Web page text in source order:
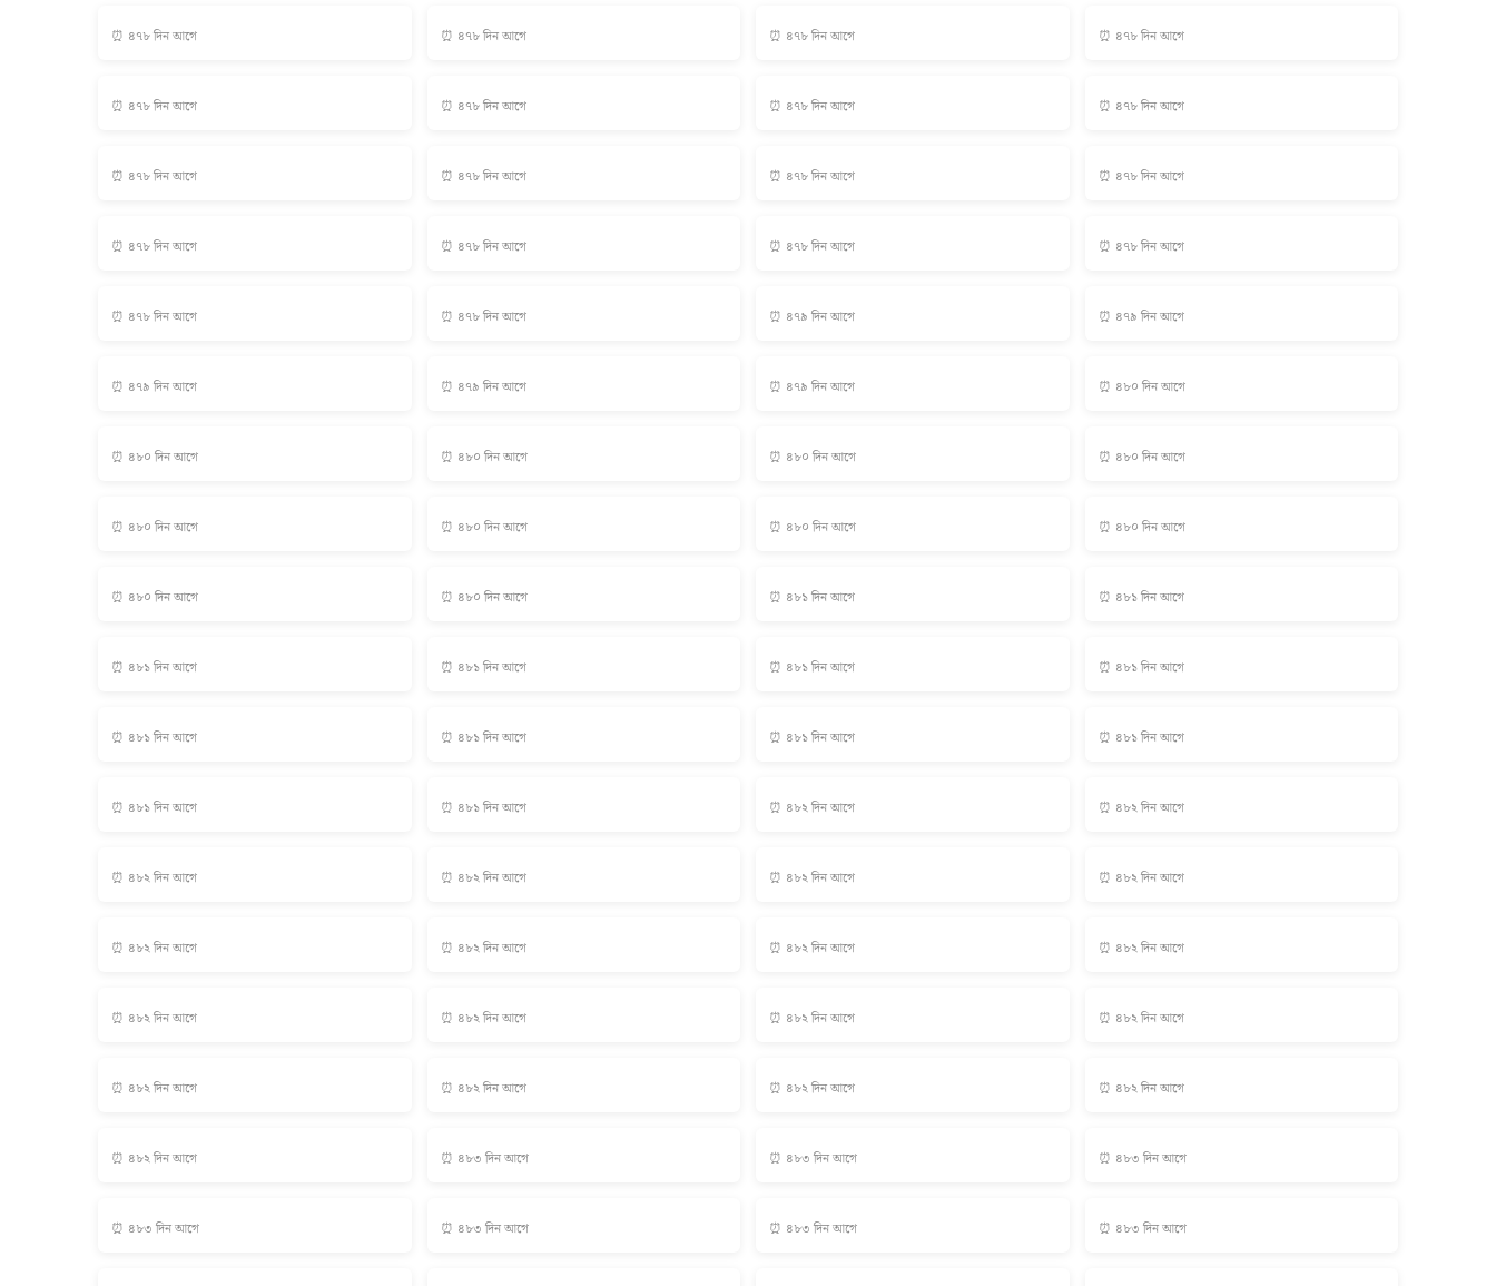
⏰ ৪৭৮ দিন আগে ⏰ ৪৭৮ দিন আগে ⏰ ৪৭৮ দিন আগে ⏰ ৪৭৮ দিন আগে
⏰ ৪৭৮ দিন আগে ⏰ ৪৭৮ দিন আগে ⏰ ৪৭৮ দিন আগে ⏰ ৪৭৮ দিন আগে
⏰ ৪৭৮ দিন আগে ⏰ ৪৭৮ দিন আগে ⏰ ৪৭৮ দিন আগে ⏰ ৪৭৮ দিন আগে
⏰ ৪৭৮ দিন আগে ⏰ ৪৭৮ দিন আগে ⏰ ৪৭৮ দিন আগে ⏰ ৪৭৮ দিন আগে
⏰ ৪৭৮ দিন আগে ⏰ ৪৭৮ দিন আগে ⏰ ৪৭৯ দিন আগে ⏰ ৪৭৯ দিন আগে
⏰ ৪৭৯ দিন আগে ⏰ ৪৭৯ দিন আগে ⏰ ৪৭৯ দিন আগে ⏰ ৪৮০ দিন আগে
⏰ ৪৮০ দিন আগে ⏰ ৪৮০ দিন আগে ⏰ ৪৮০ দিন আগে ⏰ ৪৮০ দিন আগে
⏰ ৪৮০ দিন আগে ⏰ ৪৮০ দিন আগে ⏰ ৪৮০ দিন আগে ⏰ ৪৮০ দিন আগে
⏰ ৪৮০ দিন আগে ⏰ ৪৮০ দিন আগে ⏰ ৪৮১ দিন আগে ⏰ ৪৮১ দিন আগে
⏰ ৪৮১ দিন আগে ⏰ ৪৮১ দিন আগে ⏰ ৪৮১ দিন আগে ⏰ ৪৮১ দিন আগে
⏰ ৪৮১ দিন আগে ⏰ ৪৮১ দিন আগে ⏰ ৪৮১ দিন আগে ⏰ ৪৮১ দিন আগে
⏰ ৪৮১ দিন আগে ⏰ ৪৮১ দিন আগে ⏰ ৪৮২ দিন আগে ⏰ ৪৮২ দিন আগে
⏰ ৪৮২ দিন আগে ⏰ ৪৮২ দিন আগে ⏰ ৪৮২ দিন আগে ⏰ ৪৮২ দিন আগে
⏰ ৪৮২ দিন আগে ⏰ ৪৮২ দিন আগে ⏰ ৪৮২ দিন আগে ⏰ ৪৮২ দিন আগে
⏰ ৪৮২ দিন আগে ⏰ ৪৮২ দিন আগে ⏰ ৪৮২ দিন আগে ⏰ ৪৮২ দিন আগে
⏰ ৪৮২ দিন আগে ⏰ ৪৮২ দিন আগে ⏰ ৪৮২ দিন আগে ⏰ ৪৮২ দিন আগে
⏰ ৪৮২ দিন আগে ⏰ ৪৮৩ দিন আগে ⏰ ৪৮৩ দিন আগে ⏰ ৪৮৩ দিন আগে
⏰ ৪৮৩ দিন আগে ⏰ ৪৮৩ দিন আগে ⏰ ৪৮৩ দিন আগে ⏰ ৪৮৩ দিন আগে